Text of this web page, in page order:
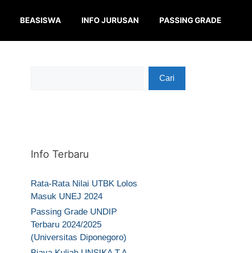
BEASISWA INFO JURUSAN PASSING GRADE
Cari
Info Terbaru
Rata-Rata Nilai UTBK Lolos
Masuk UNEJ 2024
Passing Grade UNDIP
Terbaru 2024/2025
(Universitas Diponegoro)